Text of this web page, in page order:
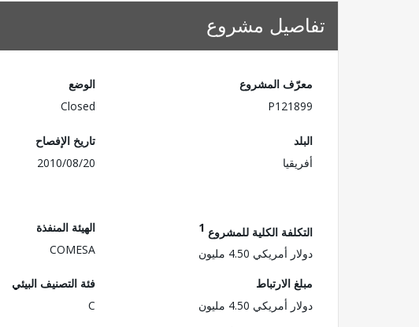
تفاصيل مشروع
معرّف المشروع
P121899
الوضع
Closed
البلد
أفريقيا
تاريخ الإفصاح
2010/08/20
التكلفة الكلية للمشروع 1
دولار أمريكي 4.50 مليون
الهيئة المنفذة
COMESA
مبلغ الارتباط
دولار أمريكي 4.50 مليون
فئة التصنيف البيئي
C